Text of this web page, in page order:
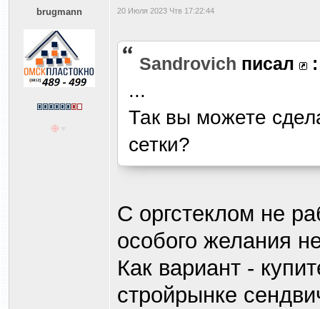
brugmann 20 Июля 2023 Чтв 17:22:44
Sandrovich писал :
...
Так вы можете
сетки?
С оргстеклом не
особого желания
Как вариант -
стройрынке